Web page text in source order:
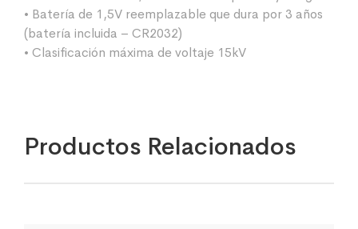
• Batería de 1,5V reemplazable que dura por 3 años
(batería incluida – CR2032)
• Clasificación máxima de voltaje 15kV
Productos Relacionados